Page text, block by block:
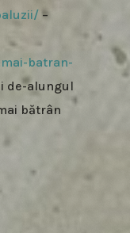
–
batran-
de-alungul
bătrân